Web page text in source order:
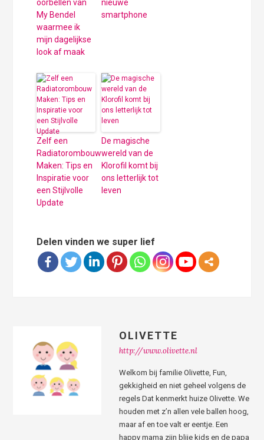
oorbellen van
My Bendel
waarmee ik
mijn dagelijkse
look af maak
nieuwe
smartphone
Zelf een
Radiatorombouw
Maken: Tips en
Inspiratie voor
een Stijlvolle
Update
De magische
wereld van de
Klorofil komt bij
ons letterlijk tot
leven
Delen vinden we super lief
OLIVETTE
http://www.olivette.nl
Welkom bij familie Olivette, Fun,
gekkigheid en niet geheel volgens de
regels Dat kenmerkt huize Olivette. We
houden met z’n allen vele ballen hoog,
maar af en toe valt er eentje. Een
happy mama zijn blije kids en de papa